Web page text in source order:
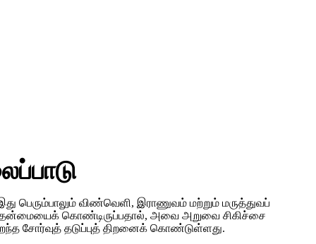
பெரும்பாலும் விண்வெளி, இராணுவம் மற்றும் மருத்துவப்
கொண்டிருப்பதால், அவை அறுவை சிகிச்சை
சோர்வுத் தடுப்புத் திறனைக் கொண்டுள்ளது.